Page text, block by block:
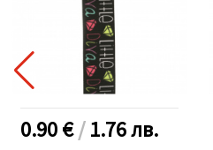
0.90 €/1.76лв.